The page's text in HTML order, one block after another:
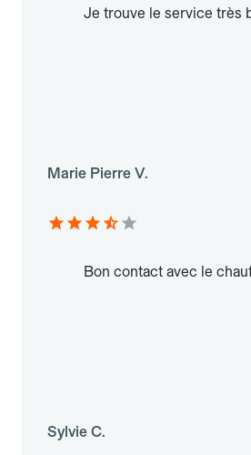
Je trouve le service très
Marie Pierre V.
Bon contact avec le
Sylvie C.